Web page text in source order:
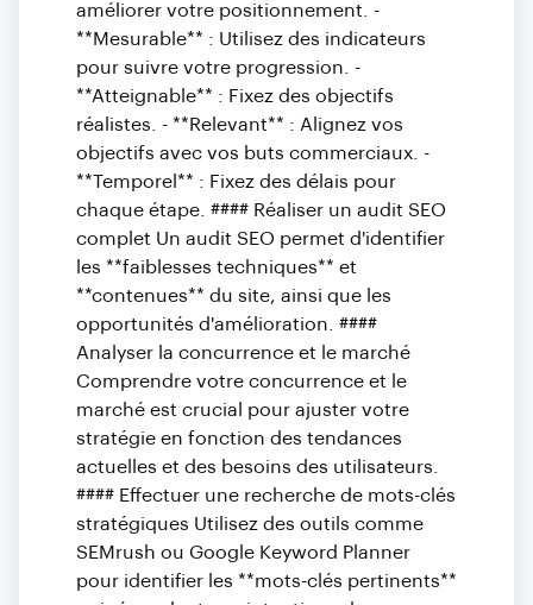
améliorer votre positionnement. -
**Mesurable** : Utilisez des indicateurs
pour suivre votre progression. -
**Atteignable** : Fixez des objectifs
réalistes. - **Relevant** : Alignez vos
objectifs avec vos buts commerciaux. -
**Temporel** : Fixez des délais pour
chaque étape. #### Réaliser un audit SEO
complet Un audit SEO permet d'identifier
les **faiblesses techniques** et
**contenues** du site, ainsi que les
opportunités d'amélioration. ####
Analyser la concurrence et le marché
Comprendre votre concurrence et le
marché est crucial pour ajuster votre
stratégie en fonction des tendances
actuelles et des besoins des utilisateurs.
#### Effectuer une recherche de mots-clés
stratégiques Utilisez des outils comme
SEMrush ou Google Keyword Planner
pour identifier les **mots-clés pertinents**